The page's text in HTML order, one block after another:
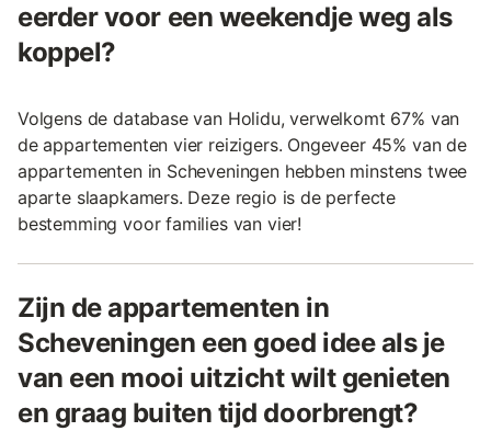
eerder voor een weekendje weg als
koppel?
Volgens de database van Holidu, verwelkomt 67% van
de appartementen vier reizigers. Ongeveer 45% van de
appartementen in Scheveningen hebben minstens twee
aparte slaapkamers. Deze regio is de perfecte
bestemming voor families van vier!
Zijn de appartementen in
Scheveningen een goed idee als je
van een mooi uitzicht wilt genieten
en graag buiten tijd doorbrengt?